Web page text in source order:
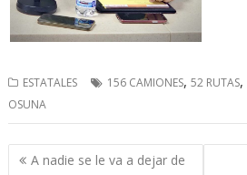
ESTATALES 156 CAMIONES,52 RUTAS,
OSUNA
Navegación
A nadie se le va a dejar de